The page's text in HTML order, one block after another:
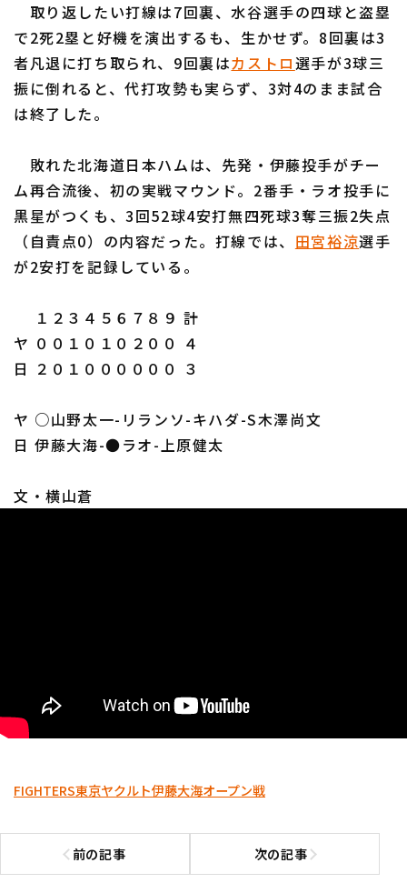
取り返したい打線は7回裏、水谷選手の四球と盗塁
で2死2塁と好機を演出するも、生かせず。8回裏は3
者凡退に打ち取られ、9回裏はカストロ選手が3球三
振に倒れると、代打攻勢も実らず、3対4のまま試合
は終了した。
敗れた北海道日本ハムは、先発・伊藤投手がチー
ム再合流後、初の実戦マウンド。2番手・ラオ投手に
黒星がつくも、3回52球4安打無四死球3奪三振2失点
（自責点0）の内容だった。打線では、 田宮裕涼選手
が2安打を記録している。
１２３４５６７８９ 計
ヤ ００１０１０２００ ４
日 ２０１００００００ ３
ヤ ○山野太一-リランソ-キハダ-S木澤尚文
日 伊藤大海-●ラオ-上原健太
文・横山蒼
FIGHTERS東京ヤクルト伊藤大海オープン戦
前の記事
前の記事へ 次の記事次の記事へ